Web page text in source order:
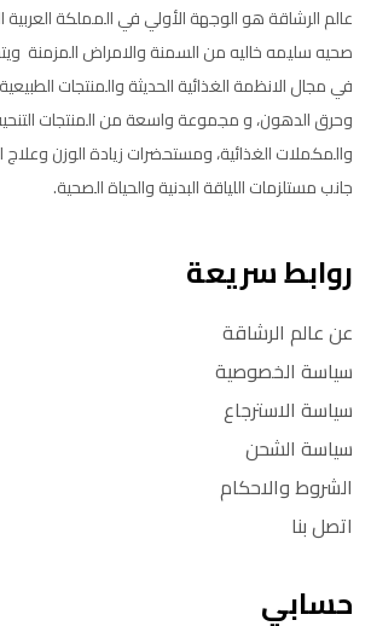
عالم الرشاقة هو الوجهة الأولي في المملكة العربية
صحيه سليمه خاليه من السمنة والامراض المزمنة
في مجال الانظمة الغذائية الحديثة والمنتجات
وحرق الدهون، و مجموعة واسعة من المنتجات
والمكملات الغذائية، ومستحضرات زيادة الوزن وعلاج
جانب مستلزمات اللياقة البدنية والحياة الصحية.
روابط سريعة
عن عالم الرشاقة
سياسة الخصوصية
سياسة الاسترجاع
سياسة الشحن
الشروط والاحكام
اتصل بنا
حسابي